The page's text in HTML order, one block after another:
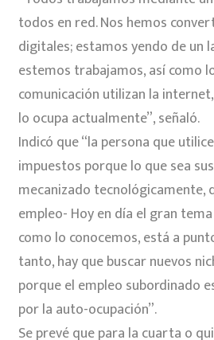
todos en red. Nos hemos
digitales; estamos yendo de un
estemos trabajamos, así como
comunicación utilizan la
lo ocupa actualmente”, señaló.
Indicó que “la persona que
impuestos porque lo que sea
mecanizado tecnológicamente,
empleo- Hoy en día el gran
como lo conocemos, está a
tanto, hay que buscar nuevos
porque el empleo subordinado
por la auto-ocupación”.
Se prevé que para la cuarta o